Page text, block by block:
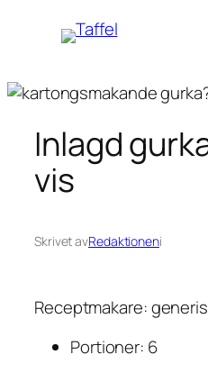
Inlagd
vis
Skrivet avRedaktioneni
Receptmakare:
Portioner: 6